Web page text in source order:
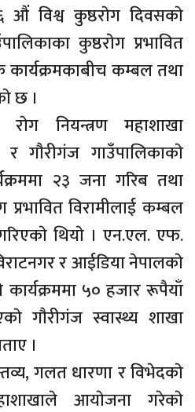
विश्व कुष्ठराेग दिवसकाे
कुष्ठराेग प्रभावित
कम्बल तथा
छ ।
राेग नियन्त्रण महाशाखा
गाैरीगंज गाउँपालिकाकाे
२३ जना गरिब तथा
प्रभावित विरामीलाई कम्बल
थियाे । एन.एल. एफ.
र आईडिया नेपालकाे
५० हजार रूपैयाँ
गाैरीगंज स्वास्थ्य शाखा
।
गलत धारणा र विभेदकाे
आयाेजना गरेकाे